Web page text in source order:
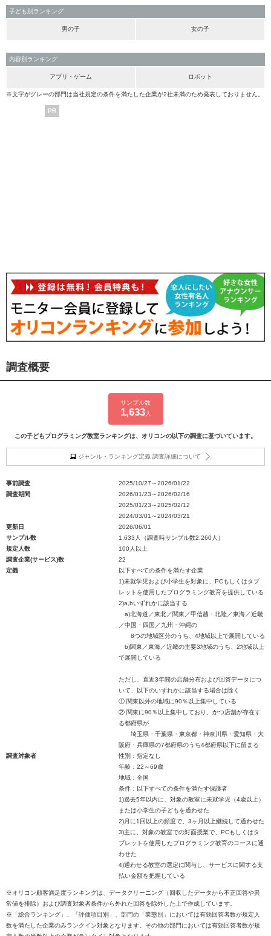
子ども別ランキング
男の子 女の子
内容別ランキング
アプリ・ゲーム ロボット
※文字がグレーの部門は当社規定の条件を満たした企業が2社未満のため発表しておりません。
PR
調査概要
サンプル数
1,633人
この子どもプログラミング教室ランキングは、オリコンの以下の調査に基づいています。
ジャンル・ランキング定義 調査詳細について
事前調査
2025/10/27～2026/01/22
調査期間
2026/01/23～2026/02/16
2025/01/23～2025/02/12
2024/03/01～2024/03/21
更新日
2026/06/01
サンプル数
1,633人（調査時サンプル数2,260人）
規定人数
100人以上
調査企業(サービス)数
22
定義
以下すべての条件を満たす企業
1)未就学児および小学生を対象に、PCもしくはタブ
レットを使用したプログラミング教育を提供している
2)a,bいずれかに該当する
a)北海道／東北／関東／甲信越・北陸／東海／近畿
／中国・四国／九州・沖縄の
8つの地域区分のうち、4地域以上で展開している
b)関東／東海／近畿の主要3地域のうち、2地域以上
で展開している
ただし、直近3年間の店舗分布および回答データにつ
いて、以下のいずれかに該当する場合は除く
① 関東以外の地域に90％以上集中している
② 関東に90％以上集中しており、かつ店舗が存在す
る都府県が
埼玉県・千葉県・東京都・神奈川県・愛知県・大
阪府・兵庫県の7都府県のうち4都府県以下に留まる
調査対象者
性別：指定なし
年齢：22～69歳
地域：全国
条件：以下すべての条件を満たす保護者
1)過去5年以内に、対象の教室に未就学児（4歳以上）
または小学生の子どもを通わせた
2)月に1回以上の頻度で、3ヶ月以上継続して通わせた
3)主に、対象の教室での対面授業で、PCもしくはタ
ブレットを使用したプログラミング教育のコースに通
わせた
4)通わせる教室の選定に関与し、サービスに関する支
払い金額を把握している
※オリコン顧客満足度ランキングは、データクリーニング（回収したデータから不正回答や異
常値を排除）および調査対象者条件から外れた回答を除外した上で作成しています。
※「総合ランキング」、「評価項目別」、部門の「業態別」においては有効回答者数が規定人
数を満たした企業のみランクイン対象となります。その他の部門においては有効回答者数が規